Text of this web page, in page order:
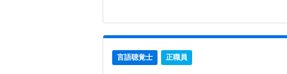
言語聴覚士 正職員